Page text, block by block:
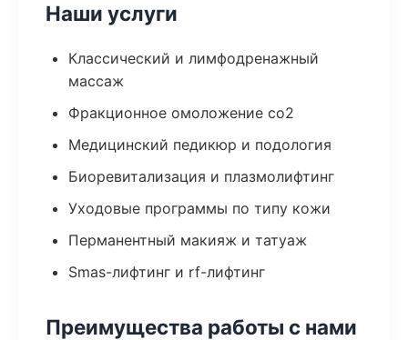
Наши услуги
Классический и лимфодренажный
массаж
Фракционное омоложение co2
Медицинский педикюр и подология
Биоревитализация и плазмолифтинг
Уходовые программы по типу кожи
Перманентный макияж и татуаж
Smas-лифтинг и rf-лифтинг
Преимущества работы с нами